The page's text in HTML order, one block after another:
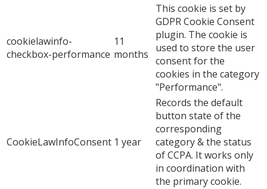
cookielawinfo-
checkbox-performance
11
months
This cookie is set by
GDPR Cookie Consent
plugin. The cookie is
used to store the user
consent for the
cookies in the category
"Performance".
CookieLawInfoConsent 1 year
Records the default
button state of the
corresponding
category & the status
of CCPA. It works only
in coordination with
the primary cookie.